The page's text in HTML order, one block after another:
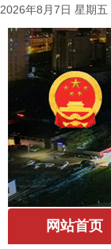
2026年8月7日 星期五